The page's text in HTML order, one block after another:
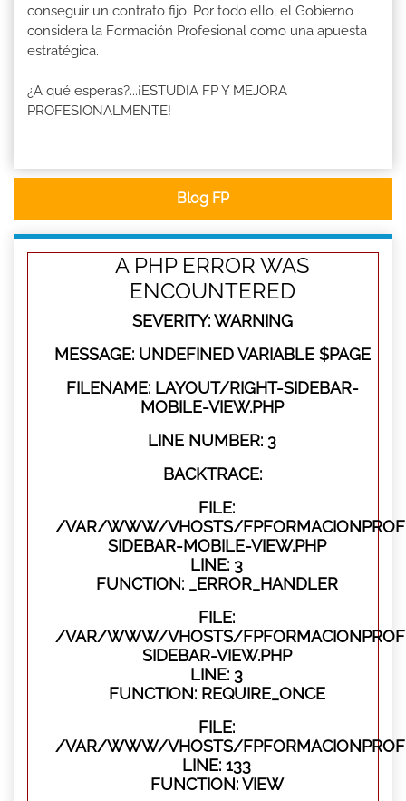
conseguir un contrato fijo. Por todo ello, el Gobierno
considera la Formación Profesional como una apuesta
estratégica.
¿A qué esperas?...¡ESTUDIA FP Y MEJORA
PROFESIONALMENTE!
Blog FP
A PHP ERROR WAS
ENCOUNTERED
SEVERITY: WARNING
MESSAGE: UNDEFINED VARIABLE $PAGE
FILENAME: LAYOUT/RIGHT-SIDEBAR-
MOBILE-VIEW.PHP
LINE NUMBER: 3
BACKTRACE:
FILE:
/VAR/WWW/VHOSTS/
SIDEBAR-MOBILE-VIEW.PHP
LINE: 3
FUNCTION: _ERROR_HANDLER
FILE:
/VAR/WWW/VHOSTS/
SIDEBAR-VIEW.PHP
LINE: 3
FUNCTION: REQUIRE_ONCE
FILE:
/VAR/WWW/VHOSTS/
LINE: 133
FUNCTION: VIEW